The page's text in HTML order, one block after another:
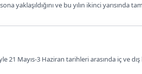
yaklaşıldığını ve bu yılın ikinci yarısında
21 Mayıs-3 Haziran tarihleri arasında iç ve